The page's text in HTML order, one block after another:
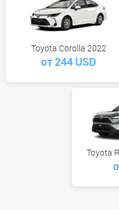
Toyota Corolla 2022
от 244 USD
Toyota